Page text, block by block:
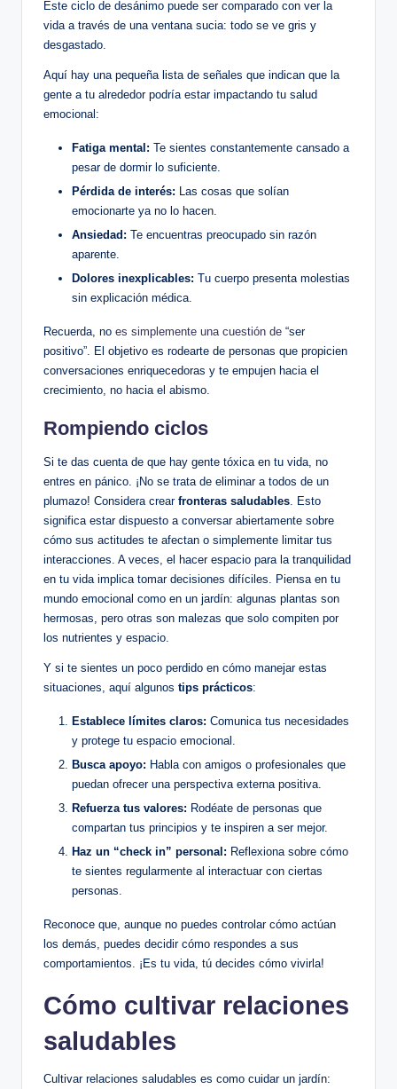
Este ‍ciclo de ⁣desánimo⁢ puede ser comparado con ver la
vida a través de una ventana sucia: ⁤todo ​se ve​ gris y
desgastado.
Aquí hay una pequeña lista de señales que⁣ indican que la
gente a tu alrededor podría ⁣estar impactando⁤ tu salud
emocional:
Fatiga mental: Te sientes constantemente​ cansado a
pesar‍ de⁣ dormir lo suficiente.
Pérdida‍ de interés: Las cosas que⁢ solían
emocionarte ya no lo⁢ hacen.
Ansiedad: Te encuentras preocupado sin​ razón
aparente.
Dolores⁤ inexplicables: Tu ​cuerpo⁤ presenta molestias
sin explicación ​médica.
Recuerda, no es simplemente una cuestión de “ser
positivo”. El objetivo es ⁢rodearte de ‌personas que propicien
conversaciones enriquecedoras y te empujen hacia ⁢el
crecimiento,⁤ no hacia el ‍abismo.
Rompiendo ‍ciclos
Si‍ te das cuenta ⁤de⁣ que ​hay gente⁢ tóxica en​ tu vida, no
entres en ⁤pánico. ¡No ‍se trata de eliminar a todos de⁢ un
plumazo!​ Considera⁤ crear​ fronteras saludables . Esto
significa estar dispuesto a conversar ‌abiertamente sobre
cómo sus actitudes te afectan ​o ​simplemente⁢ limitar ⁤tus
interacciones. A ⁣veces, el hacer espacio ‌para la ⁣tranquilidad
en tu⁢ vida ⁤implica tomar decisiones difíciles. Piensa en tu
mundo emocional como en un jardín: algunas plantas‍ son
⁣hermosas, pero otras son malezas ⁤que solo compiten por‍
los nutrientes y espacio.
Y ⁤si te sientes un poco perdido ‍en cómo manejar estas
situaciones, aquí algunos tips prácticos:
Establece límites claros: Comunica tus necesidades
y protege tu ‌espacio emocional.
Busca⁣ apoyo: Habla con amigos o profesionales que
puedan⁢ ofrecer una perspectiva externa positiva.
Refuerza tus valores: Rodéate ⁤de personas que
compartan tus ‍principios y ​te inspiren a ser mejor.
Haz un⁣ “check in” ⁤personal: Reflexiona sobre cómo
te sientes regularmente al interactuar con ciertas​
personas.
Reconoce que, aunque no puedes controlar​ cómo actúan
los demás, puedes‌ decidir cómo respondes⁢ a sus
comportamientos. ¡Es tu vida, tú decides cómo vivirla!
Cómo cultivar relaciones
saludables
Cultivar relaciones saludables es como cuidar un⁣ jardín: